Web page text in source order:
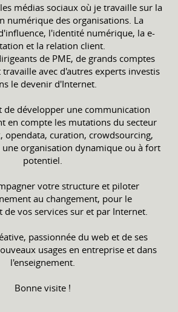
médias sociaux où je travaille sur la
numérique des organisations. La
l'identité numérique, la e-
et la relation client.
de PME, de grands comptes
avec d'autres experts investis
le devenir d'Internet.
de développer une communication
en compte les mutations du secteur
opendata, curation, crowdsourcing,
une organisation dynamique ou à fort
potentiel.
votre structure et piloter
au changement, pour le
vos services sur et par Internet.
passionnée du web et de ses
usages en entreprise et dans
l'enseignement.
Bonne visite !